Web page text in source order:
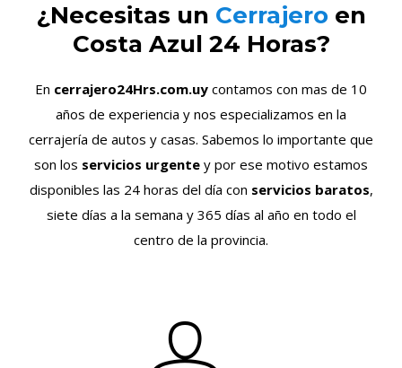
¿Necesitas un Cerrajero en
Costa Azul 24 Horas?
En cerrajero24Hrs.com.uy contamos con mas de 10
años de experiencia y nos especializamos en la
cerrajería de autos y casas. Sabemos lo importante que
son los servicios urgente y por ese motivo estamos
disponibles las 24 horas del día con servicios baratos,
siete días a la semana y 365 días al año en todo el
centro de la provincia.